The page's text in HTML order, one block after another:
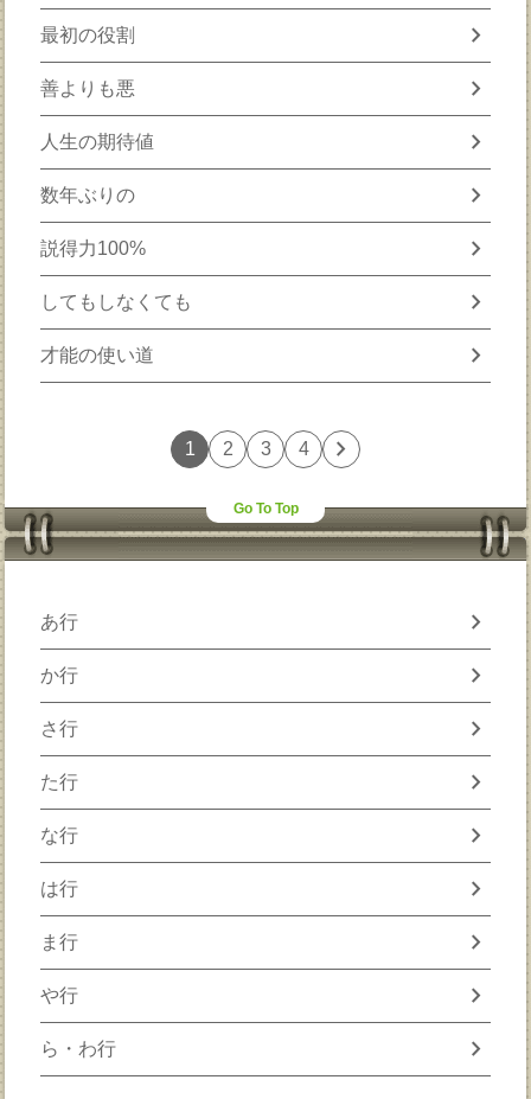
最初の役割 chevron_right
善よりも悪 chevron_right
人生の期待値 chevron_right
数年ぶりの chevron_right
説得力100% chevron_right
してもしなくても chevron_right
才能の使い道 chevron_right
1 2 3 4 chevron_right
Go To Top
あ行 chevron_right
か行 chevron_right
さ行 chevron_right
た行 chevron_right
な行 chevron_right
は行 chevron_right
ま行 chevron_right
や行 chevron_right
ら・わ行 chevron_right